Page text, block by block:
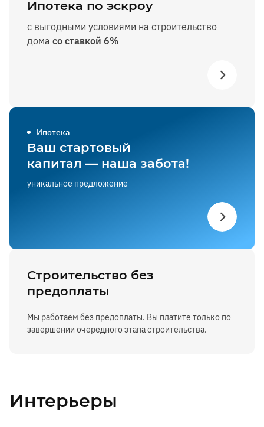
Ипотека по эскроу
с выгодными условиями на строительство
дома со ставкой 6%
Ипотека
Ваш стартовый
капитал — наша забота!
уникальное предложение
Строительство без
предоплаты
Мы работаем без предоплаты. Вы платите только по
завершении очередного этапа строительства.
Интерьеры